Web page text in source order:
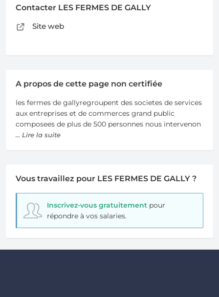
Contacter LES FERMES DE GALLY
Site web
A propos de cette page non certifiée
les fermes de gallyregroupent des societes de services
aux entreprises et de commerces grand public
composees de plus de 500 personnes nous intervenon
... Lire la suite
Vous travaillez pour LES FERMES DE GALLY ?
Inscrivez-vous gratuitementpour
répondre à vos salaries.